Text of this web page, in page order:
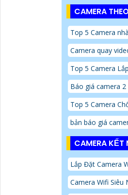
CAMERA
Top 5 Camera
Camera quay
Top 5 Camera
Báo giá camera
Top 5 Camera
bản báo giá
CAMERA KẾT
Lắp Đặt Camera
Camera Wifi Siêu